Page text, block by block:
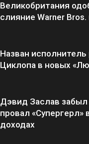
Великобритания
слияние Warner Bros.
Назван исполнитель
Циклопа в новых
Дэвид Заслав забыл
провал «Супергерл»
доходах